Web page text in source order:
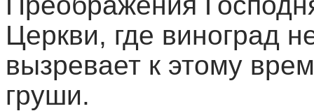
Церкви, где виноград
вызревает к этому
груши.